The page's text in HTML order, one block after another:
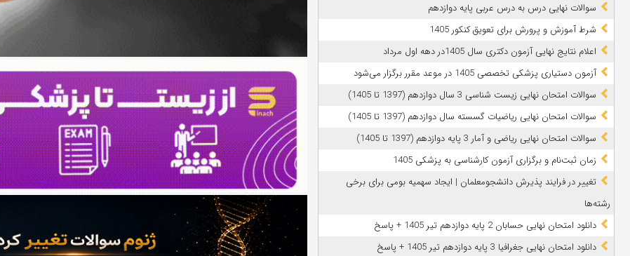
سوالات نهایی درس به درس عربی پایه دوازدهم
شرط آموزش و پرورش برای تعویق کنکور 1405
اعلام نتایج نهایی آزمون دکتری سال 1405در دهه اول مرداد
آزمون دستیاری پزشکی تخصصی 1405 در موعد مقرر برگزار می‌شود
سوالات امتحان نهایی زیست شناسی 3 سال دوازدهم (1397 تا 1405)
سوالات امتحان نهایی ریاضیات گسسته سال دوازدهم (1397 تا 1405)
سوالات امتحان نهایی ریاضی و آمار 3 پایه دوازدهم (1397 تا 1405)
زمان ثبت‌نام و برگزاری آزمون کارشناسی به پزشکی 1405
تغییر در فرایند پذیرش دانشجومعلمان | ایجاد سهمیه بومی برای برخی
رشته‌ها
دانلود امتحان نهایی حسابان 2 پایه دوازدهم تیر 1405 + پاسخ
دانلود امتحان نهایی جغرافیا 3 پایه دوازدهم تیر 1405 + پاسخ